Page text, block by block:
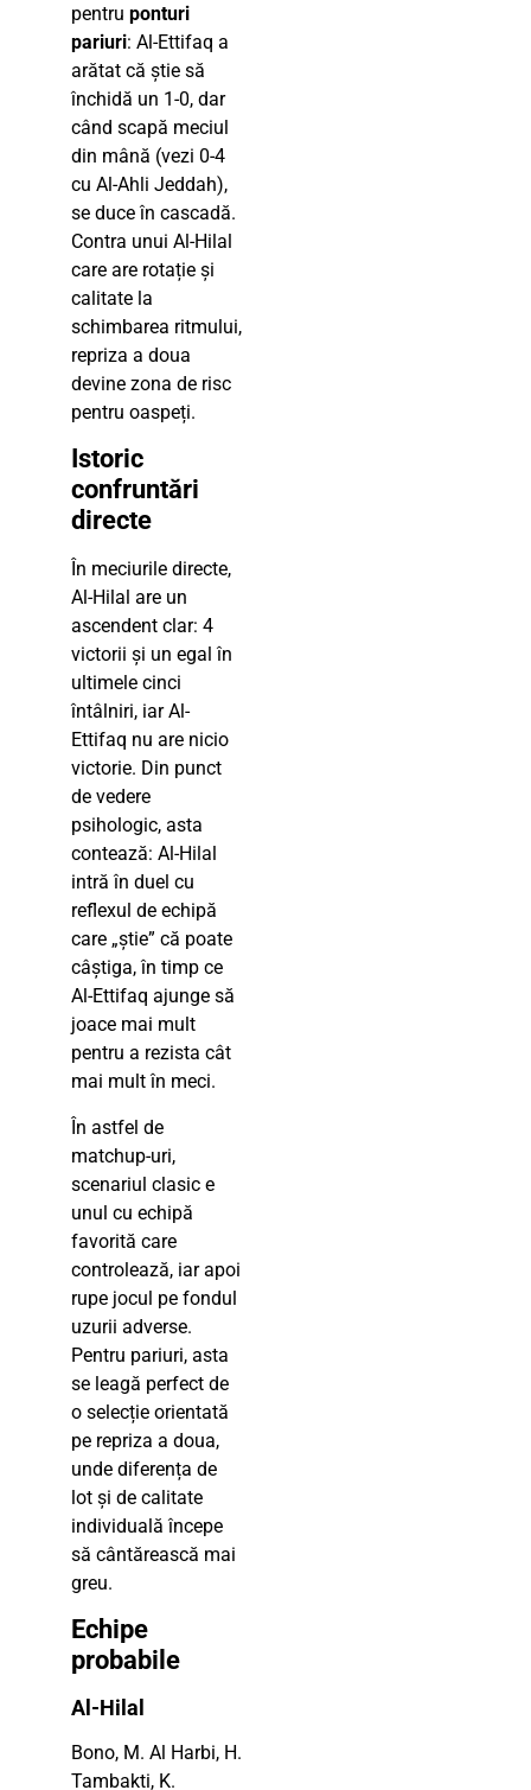
pentru ponturi
pariuri: Al-Ettifaq a
arătat că știe să
închidă un 1-0, dar
când scapă meciul
din mână (vezi 0-4
cu Al-Ahli Jeddah),
se duce în cascadă.
Contra unui Al-Hilal
care are rotație și
calitate la
schimbarea ritmului,
repriza a doua
devine zona de risc
pentru oaspeți.
Istoric
confruntări
directe
În meciurile directe,
Al-Hilal are un
ascendent clar: 4
victorii și un egal în
ultimele cinci
întâlniri, iar Al-
Ettifaq nu are nicio
victorie. Din punct
de vedere
psihologic, asta
contează: Al-Hilal
intră în duel cu
reflexul de echipă
care „știe” că poate
câștiga, în timp ce
Al-Ettifaq ajunge să
joace mai mult
pentru a rezista cât
mai mult în meci.
În astfel de
matchup-uri,
scenariul clasic e
unul cu echipă
favorită care
controlează, iar apoi
rupe jocul pe fondul
uzurii adverse.
Pentru pariuri, asta
se leagă perfect de
o selecție orientată
pe repriza a doua,
unde diferența de
lot și de calitate
individuală începe
să cântărească mai
greu.
Echipe
probabile
Al-Hilal
Bono, M. Al Harbi, H.
Tambakti, K.